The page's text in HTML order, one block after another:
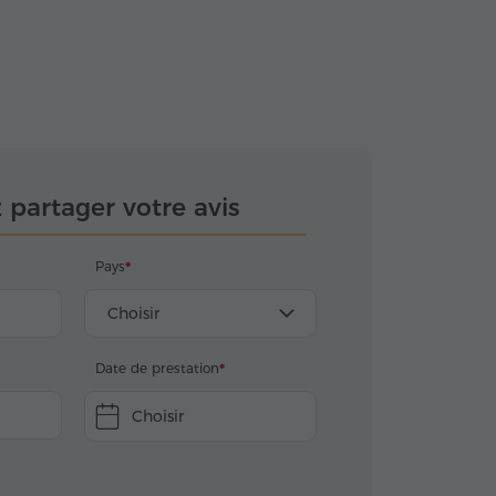
partager votre avis
Pays
Choisir
Date de prestation
Choisir